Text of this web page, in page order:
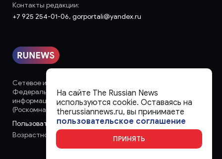
Сетевое издание «runews» (18+) зарегистрировано в
Федеральной службе по надзору в сфере связи,
информационных технологий и массовых коммуникаций
(Роскомнадзор)
Пользовательское соглашение
Возрастное ограничение:
Контакты редакции:
+7 925 254-01-06, gorportali@yandex.ru
На сайте The Russian News
используются cookie. Оставаясь на
therussiannews.ru, вы принимаете
пользовательское соглашение
ПРИНЯТЬ